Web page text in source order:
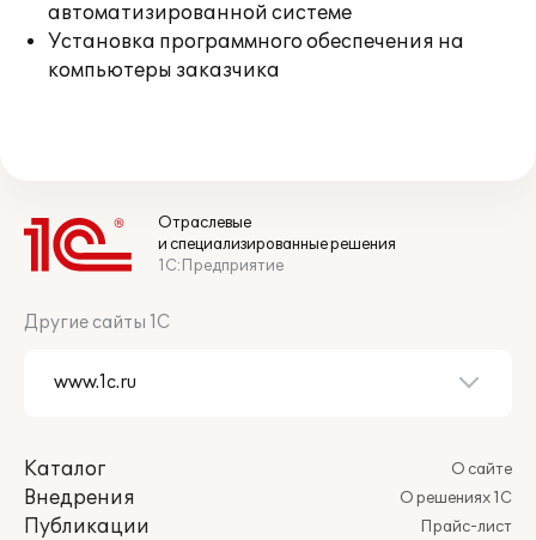
автоматизированной системе
Установка программного обеспечения на
компьютеры заказчика
Отраслевые
и специализированные решения
1С:Предприятие
Другие сайты 1С
Каталог
Внедрения
Публикации
О сайте
О решениях 1С
Прайс-лист